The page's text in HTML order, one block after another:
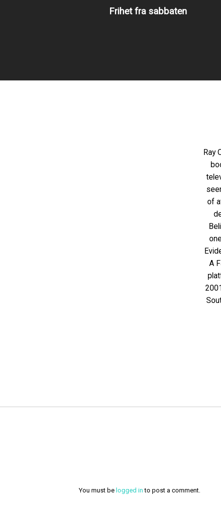
Frihet fra sabbaten
Ray
of
A
You must be logged in to post a comment.